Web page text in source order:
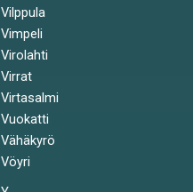
Vilppula
Vimpeli
Virolahti
Virrat
Virtasalmi
Vuokatti
Vähäkyrö
Vöyri